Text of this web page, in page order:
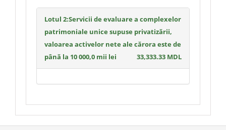
Lotul 2:Servicii de evaluare a complexelor
patrimoniale unice supuse privatizării,
valoarea activelor nete ale cărora este de
până la 10 000,0 mii lei
33,333.33 MDL